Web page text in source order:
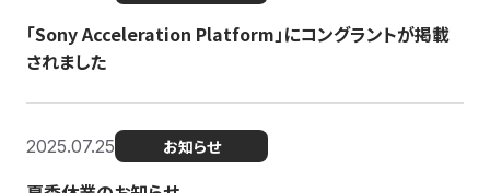
「Sony Acceleration Platform」にコングラントが掲載
されました
2025.07.25 お知らせ